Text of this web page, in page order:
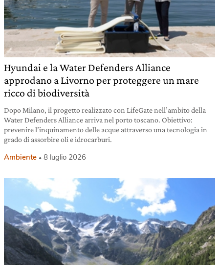
Hyundai e la Water Defenders Alliance
approdano a Livorno per proteggere un mare
ricco di biodiversità
Dopo Milano, il progetto realizzato con LifeGate nell’ambito della
Water Defenders Alliance arriva nel porto toscano. Obiettivo:
prevenire l’inquinamento delle acque attraverso una tecnologia in
grado di assorbire oli e idrocarburi.
Ambiente 8 luglio 2026